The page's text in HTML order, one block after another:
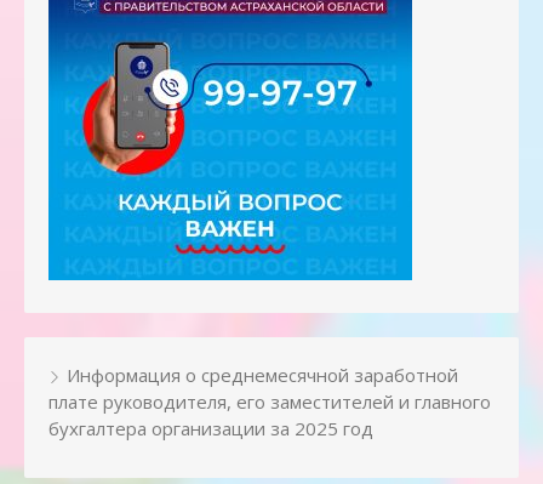
Информация о среднемесячной заработной
плате руководителя, его заместителей и главного
бухгалтера организации за 2025 год